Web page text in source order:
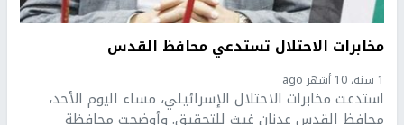
مخابرات الاحتلال تستدعي محافظ القدس
1 سنة، 10 أشهر ago
استدعت مخابرات الاحتلال الإسرائيلي، مساء اليوم الأحد،
محافظ القدس عدنان غيث للتحقيق. وأوضحت محافظة